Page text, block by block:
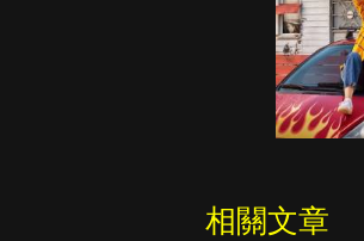
相關文章